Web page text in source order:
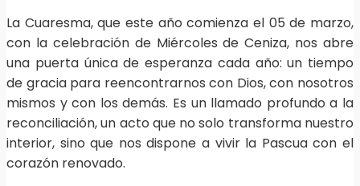
La Cuaresma, que este año comienza el 05 de marzo,
con la celebración de Miércoles de Ceniza, nos abre
una puerta única de esperanza cada año: un tiempo
de gracia para reencontrarnos con Dios, con nosotros
mismos y con los demás. Es un llamado profundo a la
reconciliación, un acto que no solo transforma nuestro
interior, sino que nos dispone a vivir la Pascua con el
corazón renovado.